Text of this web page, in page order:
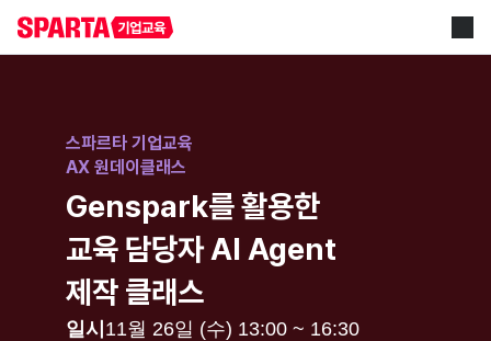
스파르타 기업교육
AX 원데이클래스
Genspark를 활용한
교육 담당자 AI Agent
제작 클래스
일시 11월 26일 (수) 13:00 ~ 16:30